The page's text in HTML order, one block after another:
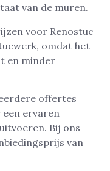
van de muren.
voor Renostuc
omdat het
en minder
offertes
een ervaren
Bij ons
van